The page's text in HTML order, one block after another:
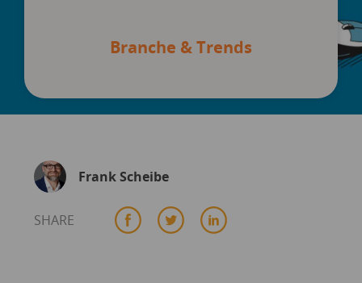
Branche & Trends
Frank Scheibe
SHARE